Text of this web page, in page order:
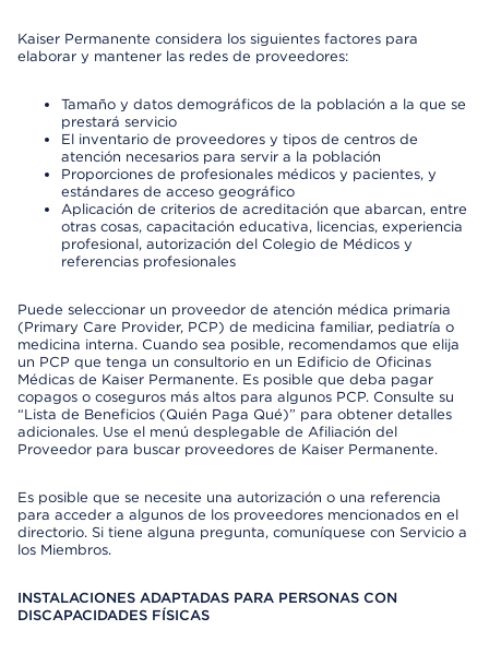
Kaiser Permanente considera los siguientes factores para
elaborar y mantener las redes de proveedores:
Tamaño y datos demográficos de la población a la que se
prestará servicio
El inventario de proveedores y tipos de centros de
atención necesarios para servir a la población
Proporciones de profesionales médicos y pacientes, y
estándares de acceso geográfico
Aplicación de criterios de acreditación que abarcan, entre
otras cosas, capacitación educativa, licencias, experiencia
profesional, autorización del Colegio de Médicos y
referencias profesionales
Puede seleccionar un proveedor de atención médica primaria
(Primary Care Provider, PCP) de medicina familiar, pediatría o
medicina interna. Cuando sea posible, recomendamos que elija
un PCP que tenga un consultorio en un Edificio de Oficinas
Médicas de Kaiser Permanente. Es posible que deba pagar
copagos o coseguros más altos para algunos PCP. Consulte su
“Lista de Beneficios (Quién Paga Qué)” para obtener detalles
adicionales. Use el menú desplegable de Afiliación del
Proveedor para buscar proveedores de Kaiser Permanente.
Es posible que se necesite una autorización o una referencia
para acceder a algunos de los proveedores mencionados en el
directorio. Si tiene alguna pregunta, comuníquese con Servicio a
los Miembros.
INSTALACIONES ADAPTADAS PARA PERSONAS CON
DISCAPACIDADES FÍSICAS